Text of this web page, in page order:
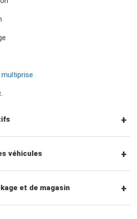
3/4"
prise
outils électriques
véhicules
général
et de magasin